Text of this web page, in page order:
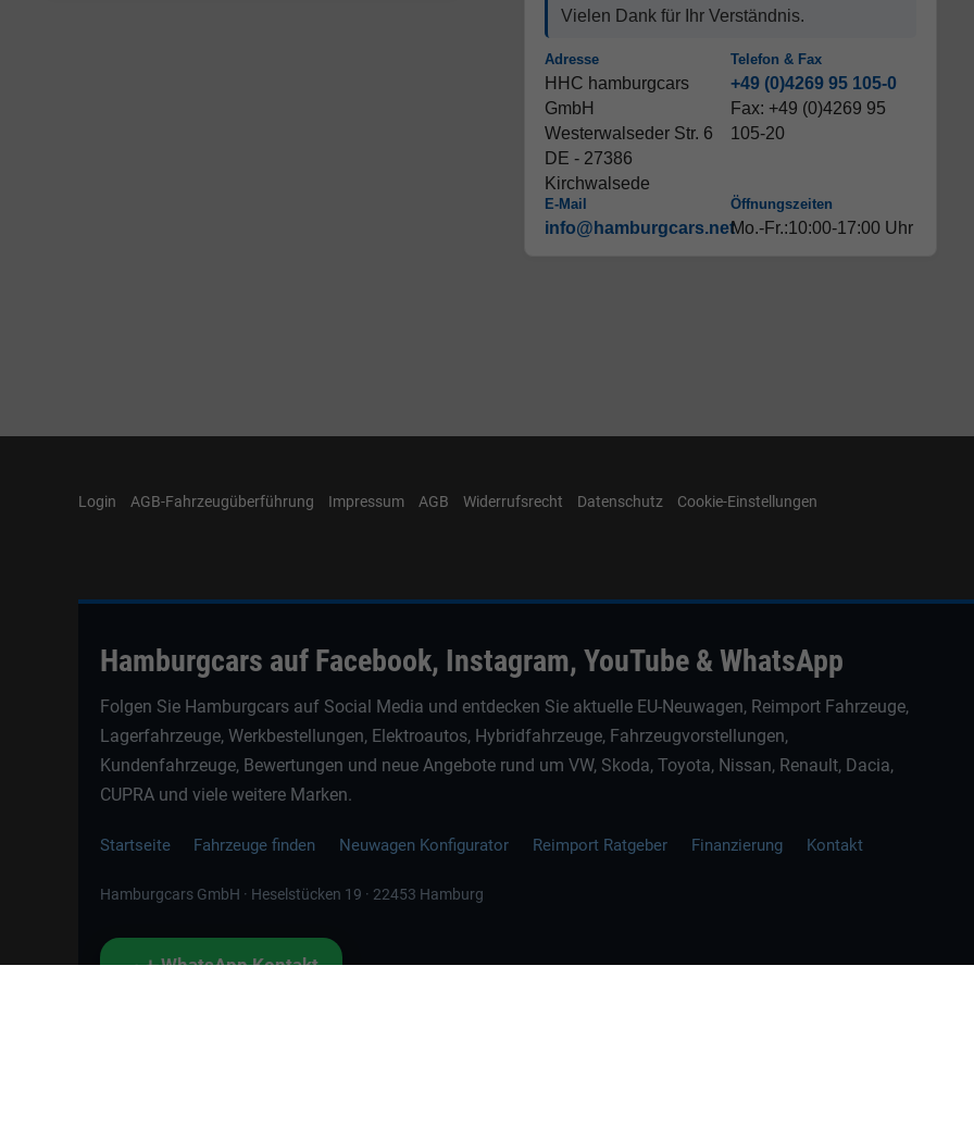
Vielen Dank für Ihr Verständnis.
Adresse
HHC hamburgcars
GmbH
Westerwalseder Str. 6
DE - 27386
Kirchwalsede
Telefon & Fax
+49 (0)4269 95 105-0
Fax: +49 (0)4269 95
105-20
E-Mail
info@hamburgcars.net
Öffnungszeiten
Mo.-Fr.:10:00-17:00 Uhr
Login AGB-Fahrzeugüberführung Impressum AGB Widerrufsrecht Datenschutz Cookie-Einstellungen
Hamburgcars auf Facebook, Instagram, YouTube & WhatsApp
Folgen Sie Hamburgcars auf Social Media und entdecken Sie aktuelle EU-Neuwagen, Reimport Fahrzeuge,
Lagerfahrzeuge, Werkbestellungen, Elektroautos, Hybridfahrzeuge, Fahrzeugvorstellungen,
Kundenfahrzeuge, Bewertungen und neue Angebote rund um VW, Skoda, Toyota, Nissan, Renault, Dacia,
CUPRA und viele weitere Marken.
Startseite Fahrzeuge finden Neuwagen Konfigurator Reimport Ratgeber Finanzierung Kontakt
Hamburgcars GmbH · Heselstücken 19 · 22453 Hamburg
📲WhatsApp Kontakt